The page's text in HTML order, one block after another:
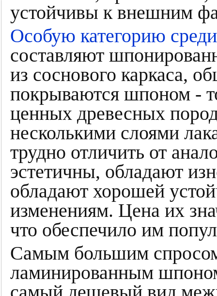
устойчивы к внешним
Особую категорию
составляют
из соснового каркаса,
покрываются шпоном -
ценных древесных
несколькими слоями
трудно отличить от
эстетичны, обладают
обладают хорошей
изменениям. Цена их
что обеспечило им
Самым большим
ламинированным